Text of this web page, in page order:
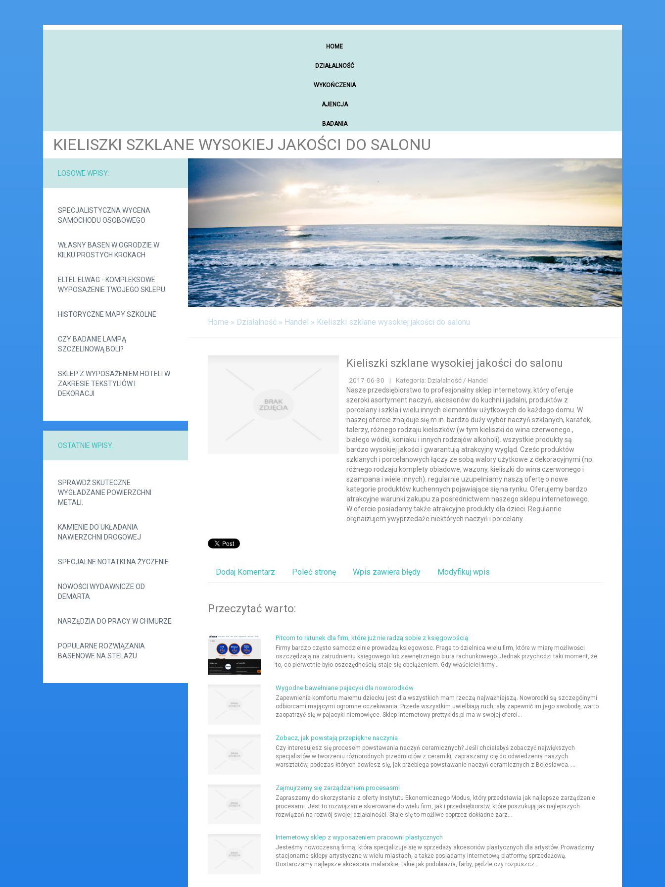
HOME
DZIAŁALNOŚĆ
WYKOŃCZENIA
AJENCJA
BADANIA
ZAKUPY ONLINE
MATERIAŁY PROMOCYJNE
FABRYKACJA
ODPOCZYNEK
WITALIZM
WEB
KIELISZKI SZKLANE WYSOKIEJ JAKOŚCI DO SALONU
LOSOWE WPISY:
SPECJALISTYCZNA WYCENA
SAMOCHODU OSOBOWEGO
WŁASNY BASEN W OGRODZIE W
KILKU PROSTYCH KROKACH
ELTEL ELWAG - KOMPLEKSOWE
WYPOSAŻENIE TWOJEGO SKLEPU.
HISTORYCZNE MAPY SZKOLNE
CZY BADANIE LAMPĄ
SZCZELINOWĄ BOLI?
SKLEP Z WYPOSAŻENIEM HOTELI W
ZAKRESIE TEKSTYLIÓW I
DEKORACJI
OSTATNIE WPISY:
SPRAWDŹ SKUTECZNE
WYGŁADZANIE POWIERZCHNI
METALI.
KAMIENIE DO UKŁADANIA
NAWIERZCHNI DROGOWEJ
SPECJALNE NOTATKI NA ŻYCZENIE
NOWOŚCI WYDAWNICZE OD
DEMARTA
NARZĘDZIA DO PRACY W CHMURZE
POPULARNE ROZWIĄZANIA
BASENOWE NA STELAŻU
Home » Działalność» Handel » Kieliszki szklane wysokiej jakości do salonu
Kieliszki szklane wysokiej jakości do salonu
2017-06-30 |
Kategoria: Działalność / Handel
Nasze przedsiębiorstwo to profesjonalny sklep internetowy, który oferuje
szeroki asortyment naczyń, akcesoriów do kuchni i jadalni, produktów z
porcelany i szkła i wielu innych elementów użytkowych do każdego domu. W
naszej ofercie znajduje się m.in. bardzo duży wybór naczyń szklanych, karafek,
talerzy, różnego rodzaju kieliszków (w tym kieliszki do wina czerwonego.,
białego wódki, koniaku i innych rodzajów alkoholi). wszystkie produkty są
bardzo wysokiej jakości i gwarantują atrakcyjny wygląd. Cześc produktów
szklanych i porcelanowych łączy ze sobą walory użytkowe z dekoracyjnymi (np.
różnego rodzaju komplety obiadowe, wazony, kieliszki do wina czerwonego i
szampana i wiele innych). regularnie uzupełniamy naszą ofertę o nowe
kategorie produktów kuchennych pojawiające się na rynku. Oferujemy bardzo
atrakcyjne warunki zakupu za pośrednictwem naszego sklepu internetowego.
W ofercie posiadamy także atrakcyjne produkty dla dzieci. Regulanrie
orgnaizujem ywyprzedaże niektórych naczyń i porcelany.
Dodaj Komentarz Poleć stronę Wpis zawiera błędy Modyfikuj wpis
Przeczytać warto:
Pitcom to ratunek dla firm, które już nie radzą sobie z księgowością
Firmy bardzo często samodzielnie prowadzą ksiegowosc. Praga to dzielnica wielu firm, które w miarę możliwości
oszczędzają na zatrudnieniu księgowego lub zewnętrznego biura rachunkowego. Jednak przychodzi taki moment, że
to, co pierwotnie było oszczędnością staje się obciążeniem. Gdy właściciel firmy...
Wygodne bawełniane pajacyki dla noworodków
Zapewnienie komfortu małemu dziecku jest dla wszystkich mam rzeczą najważniejszą. Noworodki są szczególnymi
odbiorcami mającymi ogromne oczekiwania. Przede wszystkim uwielbiają ruch, aby zapewnić im jego swobodę, warto
zaopatrzyć się w pajacyki niemowlęce. Sklep internetowy prettykids.pl ma w swojej oferci...
Zobacz, jak powstają przepiękne naczynia
Czy interesujesz się procesem powstawania naczyń ceramicznych? Jeśli chciałabyś zobaczyć największych
specjalistów w tworzeniu różnorodnych przedmiotów z ceramiki, zapraszamy cię do odwiedzenia naszych
warsztatów, podczas których dowiesz się, jak przebiega powstawanie naczyń ceramicznych z Bolesławca. ...
Zajmujrzemy się zarządzaniem procesasmi
Zapraszamy do skorzystania z oferty Instytutu Ekonomicznego Modus, który przedstawia jak najlepsze zarządzanie
procesami. Jest to rozwiązanie skierowane do wielu firm, jak i przedsiębiorstw, które poszukują jak najlepszych
rozwiązań na rozwój swojej działalności. Staje się to możliwe poprzez dokładne zarz...
Internetowy sklep z wyposażeniem pracowni plastycznych
Jesteśmy nowoczesną firmą, która specjalizuje się w sprzedaży akcesoriów plastycznych dla artystów. Prowadzimy
stacjonarne sklepy artystyczne w wielu miastach, a także posiadamy internetową platformę sprzedażową.
Dostarczamy najlepsze akcesoria malarskie, takie jak podobrazia, farby, pędzle czy rozpuszcz...